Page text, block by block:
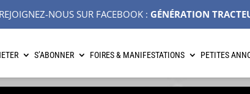
REJOIGNEZ-NOUS SUR FACEBOOK : GÉNÉRATION
S’ABONNER FOIRES & MANIFESTATIONS PETITES